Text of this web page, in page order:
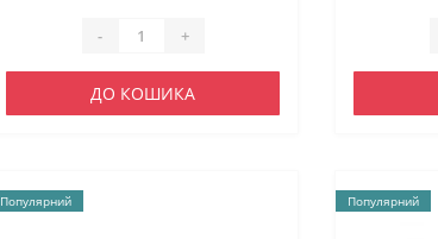
- +
ДО КОШИКА
Популярний Популярний